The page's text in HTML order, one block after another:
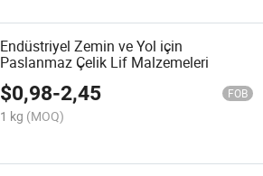
Endüstriyel Zemin ve Yol için
Paslanmaz Çelik Lif Malzemeleri
$0,98-2,45 FOB
1 kg (MOQ)